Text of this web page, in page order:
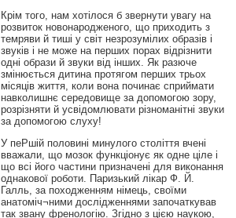
Крім того, нам хотілося б звернути увагу на
розвиток новонародженого, що приходить з
темряви й тиші у світ незрозумілих образів і
звуків і не може на перших порах відрізнити
одні образи й звуки від інших. Як разюче
змінюється дитина протягом перших трьох
місяців життя, коли вона починає сприймати
навколишнє середовище за допомогою зору,
розрізняти й усвідомлювати різноманітні звуки
за допомогою слуху!
У пеРшій половині минулого століття вчені
вважали, що мозок функціонує як одне ціле і
що всі його частини призначені для виконання
однакової роботи. Паризький лікар Ф. Й.
Галль, за походженням німець, своїми
анатоміч¬ними дослідженнями започаткував
так звану френологію. Згідно з цією наукою,